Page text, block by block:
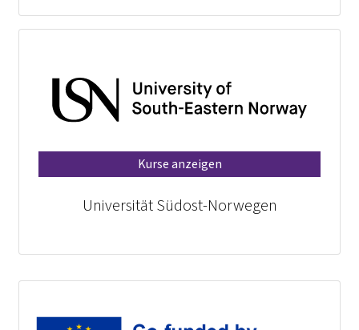
Kurse anzeigen
Universität Südost-Norwegen